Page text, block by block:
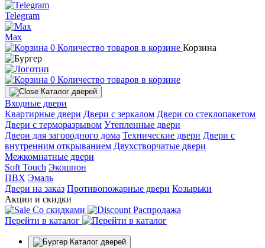
Telegram
Max
0 Количество товаров в корзине Корзина
0 Количество товаров в корзине
Каталог дверей
Входные двери
Квартирные двери Двери с зеркалом Двери со стеклопакетом
Двери с терморазрывом Утепленные двери
Двери для загородного дома Технические двери Двери с
внутренним открыванием Двухстворчатые двери
Межкомнатные двери
Soft Touch Экошпон
ПВХ Эмаль
Двери на заказ Противопожарные двери Козырьки
Акции и скидки
Со скидками
Распродажа
Перейти в каталог
Каталог дверей